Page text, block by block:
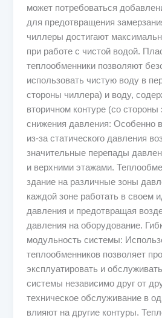
может потребоваться
для предотвращения
чиллеры достигают
при работе с чистой водой.
теплообменники позволяют
использовать чистую воду в
стороны чиллера) и воду,
вторичном контуре (со
снижения давления: Особенно
из-за статического давления
значительные перепады
и верхними этажами.
здание на различные зоны
каждой зоне работать в своем
давления и предотвращая
давления на оборудование.
модульность системы:
теплообменников позволяет
эксплуатировать и
системы независимо друг от
техническое обслуживание в
влияют на другие контуры.